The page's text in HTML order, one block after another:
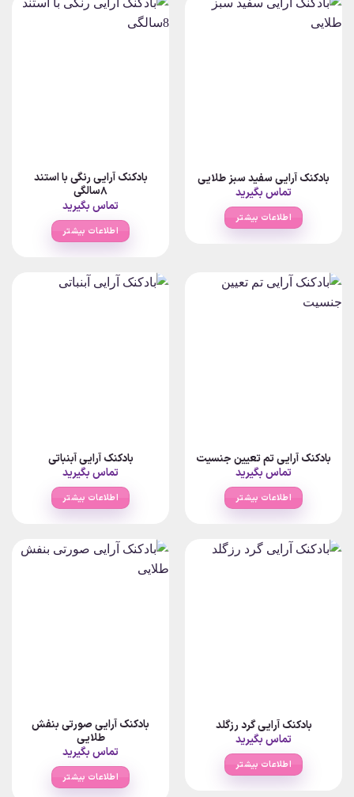
بادکنک آرایی سفید سبز طلایی
تماس بگیرید
اطلاعات بیشتر
بادکنک آرایی رنگی با استند
8سالگی
تماس بگیرید
اطلاعات بیشتر
بادکنک آرایی تم تعیین جنسیت
تماس بگیرید
اطلاعات بیشتر
بادکنک آرایی آبنباتی
تماس بگیرید
اطلاعات بیشتر
بادکنک آرایی گرد رزگلد
تماس بگیرید
اطلاعات بیشتر
بادکنک آرایی صورتی بنفش
طلایی
تماس بگیرید
اطلاعات بیشتر